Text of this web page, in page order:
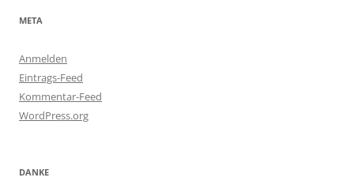
META
Anmelden
Eintrags-Feed
Kommentar-Feed
WordPress.org
DANKE